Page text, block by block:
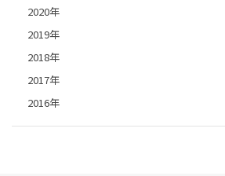
2020年
2019年
2018年
2017年
2016年